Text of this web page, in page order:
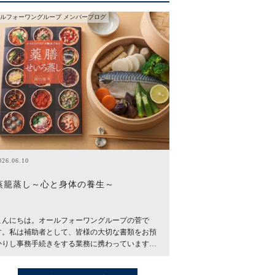
フォーワングループ メンバーブログ
籠蒸し～心と身体の養生～
んにちは。オールフォーワングループの菅で
。私は補助者として、皆様の大切な書類をお預
りし事務手続きをする業務に携わっています…